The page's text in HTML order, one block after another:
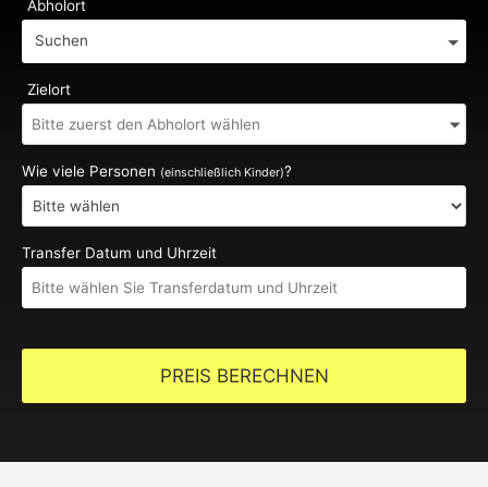
Abholort
Suchen
Zielort
Wie viele Personen (einschließlich Kinder)?
Transfer Datum und Uhrzeit
PREIS BERECHNEN